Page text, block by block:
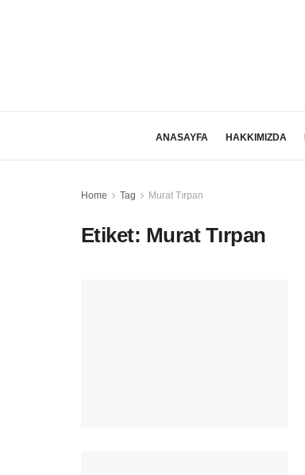
ANASAYFA HAKKIMIZDA
Home Tag Murat Tırpan
Etiket: Murat Tırpan